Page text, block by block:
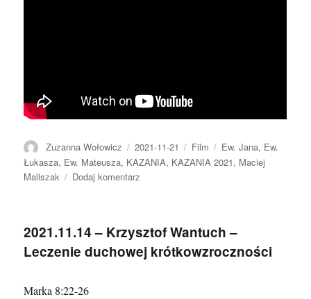
Autor
Zuzanna Wołowicz
Data
publikacji
2021-11-21 Format
Film Kategorie
Ew. Jana, Ew.
Łukasza, Ew. Mateusza, KAZANIA, KAZANIA 2021, Maciej
Maliszak
Dodaj komentarz
Maliszak
2021.11.14 – Krzysztof Wantuch –
Leczenie duchowej krótkowzroczności
Marka 8:22-26